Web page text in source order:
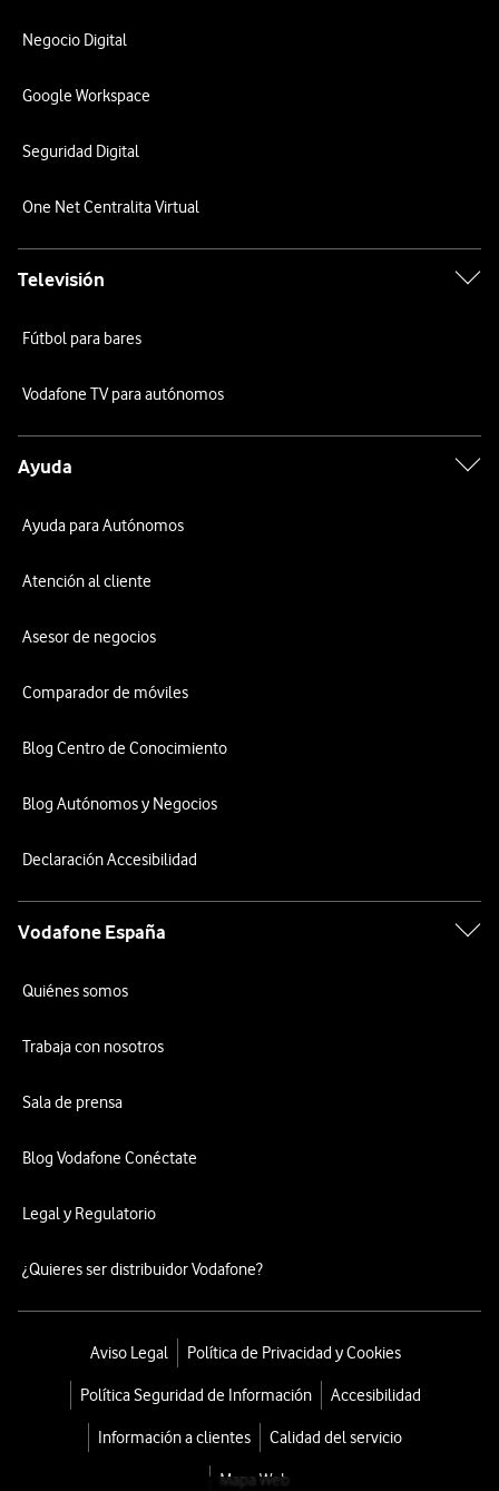
Negocio Digital
Google Workspace
Seguridad Digital
One Net Centralita Virtual
Televisión
Fútbol para bares
Vodafone TV para autónomos
Ayuda
Ayuda para Autónomos
Atención al cliente
Asesor de negocios
Comparador de móviles
Blog Centro de Conocimiento
Blog Autónomos y Negocios
Declaración Accesibilidad
Vodafone España
Quiénes somos
Trabaja con nosotros
Sala de prensa
Blog Vodafone Conéctate
Legal y Regulatorio
¿Quieres ser distribuidor Vodafone?
Aviso Legal Política de Privacidad y Cookies
Política Seguridad de Información Accesibilidad
Información a clientes Calidad del servicio
Mapa Web